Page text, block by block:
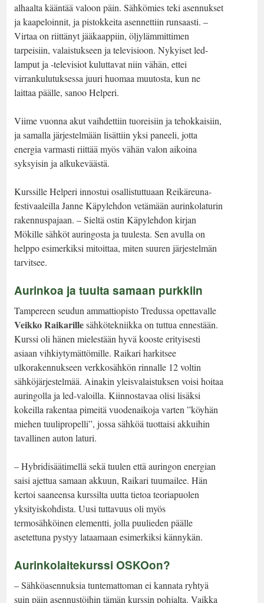
alhaalta kääntää valoon päin. Sähkömies teki asennukset
ja kaapeloinnit, ja pistokkeita asennettiin runsaasti. –
Virtaa on riittänyt jääkaappiin, öljylämmittimen
tarpeisiin, valaistukseen ja televisioon. Nykyiset led-
lamput ja -televisiot kuluttavat niin vähän, ettei
virrankulutuksessa juuri huomaa muutosta, kun ne
laittaa päälle, sanoo Helperi.
Viime vuonna akut vaihdettiin tuoreisiin ja tehokkaisiin,
ja samalla järjestelmään lisättiin yksi paneeli, jotta
energia varmasti riittää myös vähän valon aikoina
syksyisin ja alkukeväästä.
Kurssille Helperi innostui osallistuttuaan Reikäreuna-
festivaaleilla Janne Käpylehdon vetämään aurinkolaturin
rakennuspajaan. – Sieltä ostin Käpylehdon kirjan
Mökille sähköt auringosta ja tuulesta. Sen avulla on
helppo esimerkiksi mitoittaa, miten suuren järjestelmän
tarvitsee.
Aurinkoa ja tuulta samaan purkkiin
Tampereen seudun ammattiopisto Tredussa opettavalle
Veikko Raikarillesähkötekniikka on tuttua ennestään.
Kurssi oli hänen mielestään hyvä kooste erityisesti
asiaan vihkiytymättömille. Raikari harkitsee
ulkorakennukseen verkkosähkön rinnalle 12 voltin
sähköjärjestelmää. Ainakin yleisvalaistuksen voisi hoitaa
auringolla ja led-valoilla. Kiinnostavaa olisi lisäksi
kokeilla rakentaa pimeitä vuodenaikoja varten ”köyhän
miehen tuulipropelli”, jossa sähköä tuottaisi akkuihin
tavallinen auton laturi.
– Hybridisäätimellä sekä tuulen että auringon energian
saisi ajettua samaan akkuun, Raikari tuumailee. Hän
kertoi saaneensa kurssilta uutta tietoa teoriapuolen
yksityiskohdista. Uusi tuttavuus oli myös
termosähköinen elementti, jolla puulieden päälle
asetettuna pystyy lataamaan esimerkiksi kännykän.
Aurinkolaitekurssi OSKOon?
– Sähköasennuksia tuntemattoman ei kannata ryhtyä
suin päin asennustöihin tämän kurssin pohjalta. Vaikka